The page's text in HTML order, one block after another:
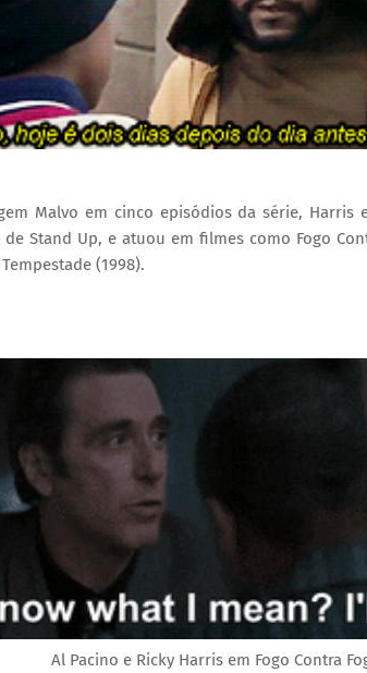
Malvo em cinco episódios da série, Harris
Stand Up, e atuou em filmes como Fogo
(1998).
Al Pacino e Ricky Harris em Fogo Contra